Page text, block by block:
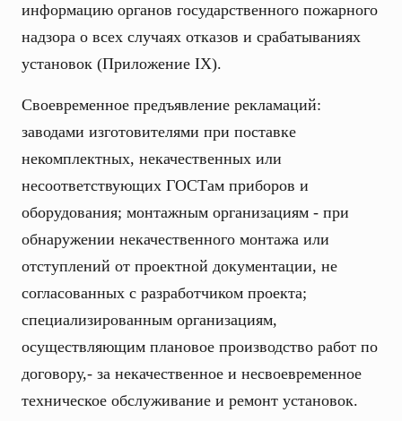
информацию органов государственного пожарного
надзора о всех случаях отказов и срабатываниях
установок (Приложение IX).
Своевременное предъявление рекламаций:
заводами изготовителями при поставке
некомплектных, некачественных или
несоответствующих ГОСТам приборов и
оборудования; монтажным организациям - при
обнаружении некачественного монтажа или
отступлений от проектной документации, не
согласованных с разработчиком проекта;
специализированным организациям,
осуществляющим плановое производство работ по
договору,- за некачественное и несвоевременное
техническое обслуживание и ремонт установок.